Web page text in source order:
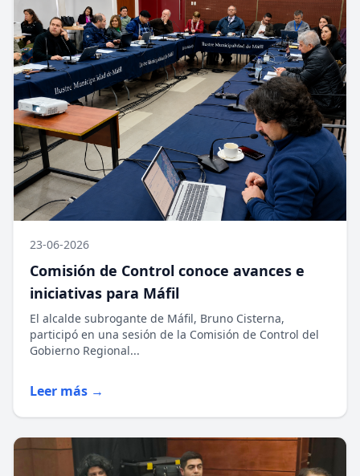
23-06-2026
Comisión de Control conoce avances e
iniciativas para Máfil
El alcalde subrogante de Máfil, Bruno Cisterna,
participó en una sesión de la Comisión de Control del
Gobierno Regional...
Leer más →